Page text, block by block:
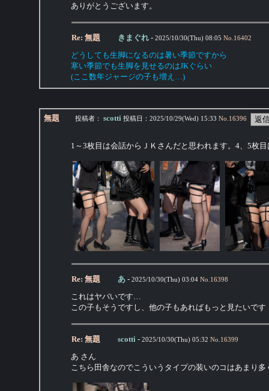
ありがとうございます。
Re: 無題 きまぐれ - 2025/10/30(Thu) 08:05 No. 16402
どうしても生脚になるのは暑い季節ですから
寒い季節でも生脚を見せるのはJKぐらい
(ここ数年ジャージの子も増え…)
無題 投稿者： scotti 投稿日： 2025/10/29(Wed) 15:33 No. 16396
1～3枚目は会話からＪＫさんだと思われます。4、5枚
Re: 無題 あ - 2025/10/30(Thu) 03:04 No. 16398
これはヤバいです…
この子もそうですし、他の子もあればもっと見たいです
Re: 無題 scotti - 2025/10/30(Thu) 05:32 No. 16399
あ さん
こちら田舎なのでこういうタイプの装いのコはあまり